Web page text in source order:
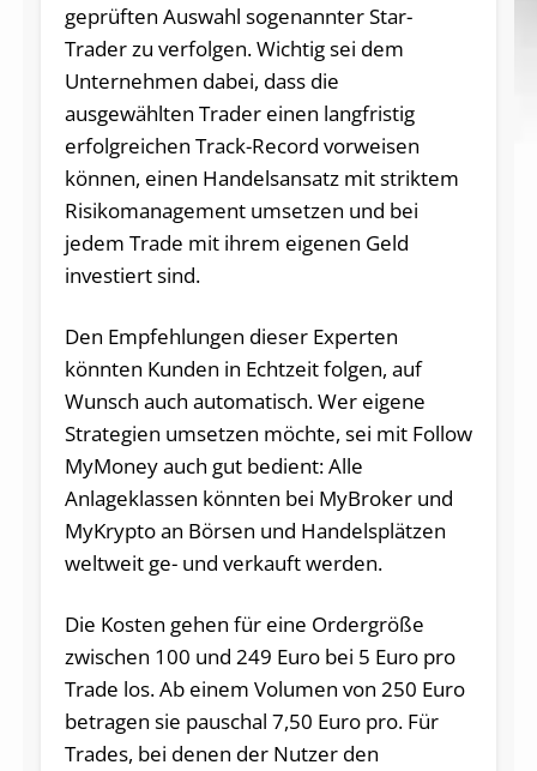
geprüften Auswahl sogenannter Star-
Trader zu verfolgen. Wichtig sei dem
Unternehmen dabei, dass die
ausgewählten Trader einen langfristig
erfolgreichen Track-Record vorweisen
können, einen Handelsansatz mit striktem
Risikomanagement umsetzen und bei
jedem Trade mit ihrem eigenen Geld
investiert sind.
Den Empfehlungen dieser Experten
könnten Kunden in Echtzeit folgen, auf
Wunsch auch automatisch. Wer eigene
Strategien umsetzen möchte, sei mit Follow
MyMoney auch gut bedient: Alle
Anlageklassen könnten bei MyBroker und
MyKrypto an Börsen und Handelsplätzen
weltweit ge- und verkauft werden.
Die Kosten gehen für eine Ordergröße
zwischen 100 und 249 Euro bei 5 Euro pro
Trade los. Ab einem Volumen von 250 Euro
betragen sie pauschal 7,50 Euro pro. Für
Trades, bei denen der Nutzer den